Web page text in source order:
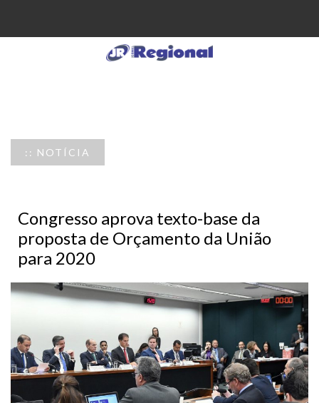
:: NOTÍCIA
Congresso aprova texto-base da
proposta de Orçamento da União
para 2020